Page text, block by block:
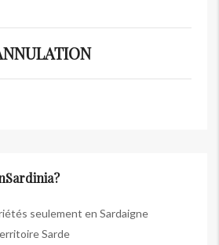
seulement en Sardaigne
Sarde